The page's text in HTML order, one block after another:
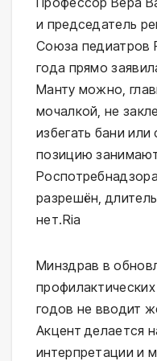
и председатель
Союза педиатров
года прямо
Манту можно,
мочалкой, не
избегать бани
позицию
разрешён,
нет.⁠Ria
Минздрав в
годов не вводит
Акцент делается
интерпретации и